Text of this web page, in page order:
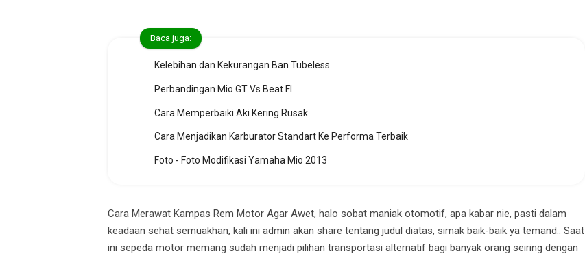
Baca juga:
Kelebihan dan Kekurangan Ban Tubeless
Perbandingan Mio GT Vs Beat FI
Cara Memperbaiki Aki Kering Rusak
Cara Menjadikan Karburator Standart Ke Performa Terbaik
Foto - Foto Modifikasi Yamaha Mio 2013
Cara Merawat Kampas Rem Motor Agar Awet, halo sobat maniak otomotif, apa kabar nie, pasti dalam
keadaan sehat semuakhan, kali ini admin akan share tentang judul diatas, simak baik-baik ya temand.. Saat
ini sepeda motor memang sudah menjadi pilihan transportasi alternatif bagi banyak orang seiring dengan